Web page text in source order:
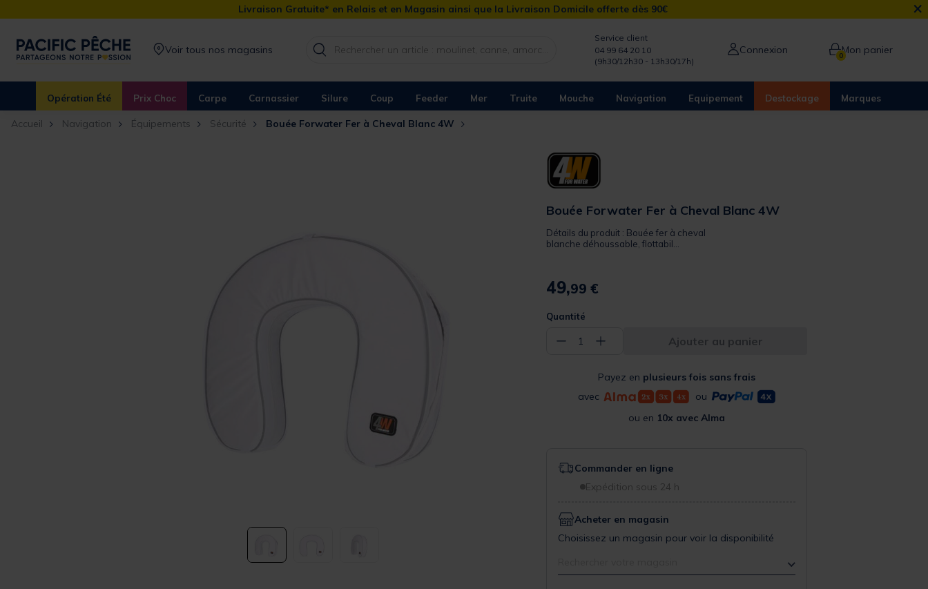
Livraison Gratuite* en Relais et en Magasin ainsi que la Livraison Domicile offerte dès 90€ ×
Voir tous nos magasins
Service client
04 99 64 20 10
(9h30/12h30 - 13h30/17h)
Connexion 0Mon panier
Opération Été Prix Choc Carpe Carnassier Silure Coup Feeder Mer Truite Mouche Navigation Equipement Destockage Marques
Accueil Navigation Équipements Sécurité Bouée Forwater Fer à Cheval Blanc 4W
Bouée Forwater Fer à Cheval Blanc 4W
Détails du produit : Bouée fer à cheval
blanche déhoussable, flottabil...
49,99 €
Quantité
− 1 + Ajouter au panier
Payez en plusieurs fois sans frais
avec
ou
ou en 10x avec Alma
Commander en ligne
Expédition sous 24 h
Acheter en magasin
Choisissez un magasin pour voir la disponibilité